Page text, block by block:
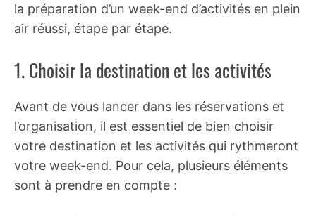
la préparation d’un week-end d’activités en plein
air réussi, étape par étape.
1. Choisir la destination et les activités
Avant de vous lancer dans les réservations et
l’organisation, il est essentiel de bien choisir
votre destination et les activités qui rythmeront
votre week-end. Pour cela, plusieurs éléments
sont à prendre en compte :